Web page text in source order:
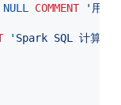
NULL COMMENT
'用户
'Spark SQL 计算逻